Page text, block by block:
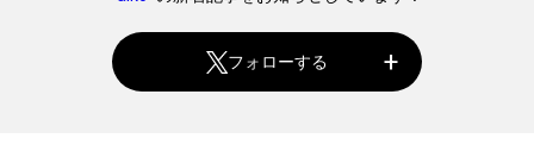
フォローする